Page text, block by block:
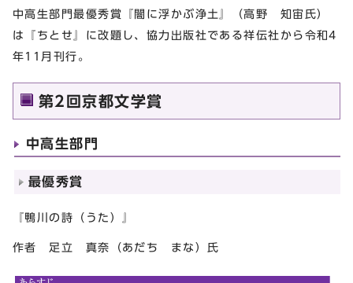
中高生部門最優秀賞『闇に浮かぶ浄土』（高野 知宙氏）
は『ちとせ』に改題し、協力出版社である祥伝社から令和4
年11月刊行。
第2回京都文学賞
中高生部門
最優秀賞
『鴨川の詩（うた）』
作者 足立 真奈（あだち まな）氏